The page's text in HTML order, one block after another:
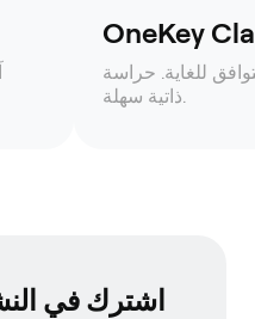
OneKey
للغاية. حراسة
اشترك في